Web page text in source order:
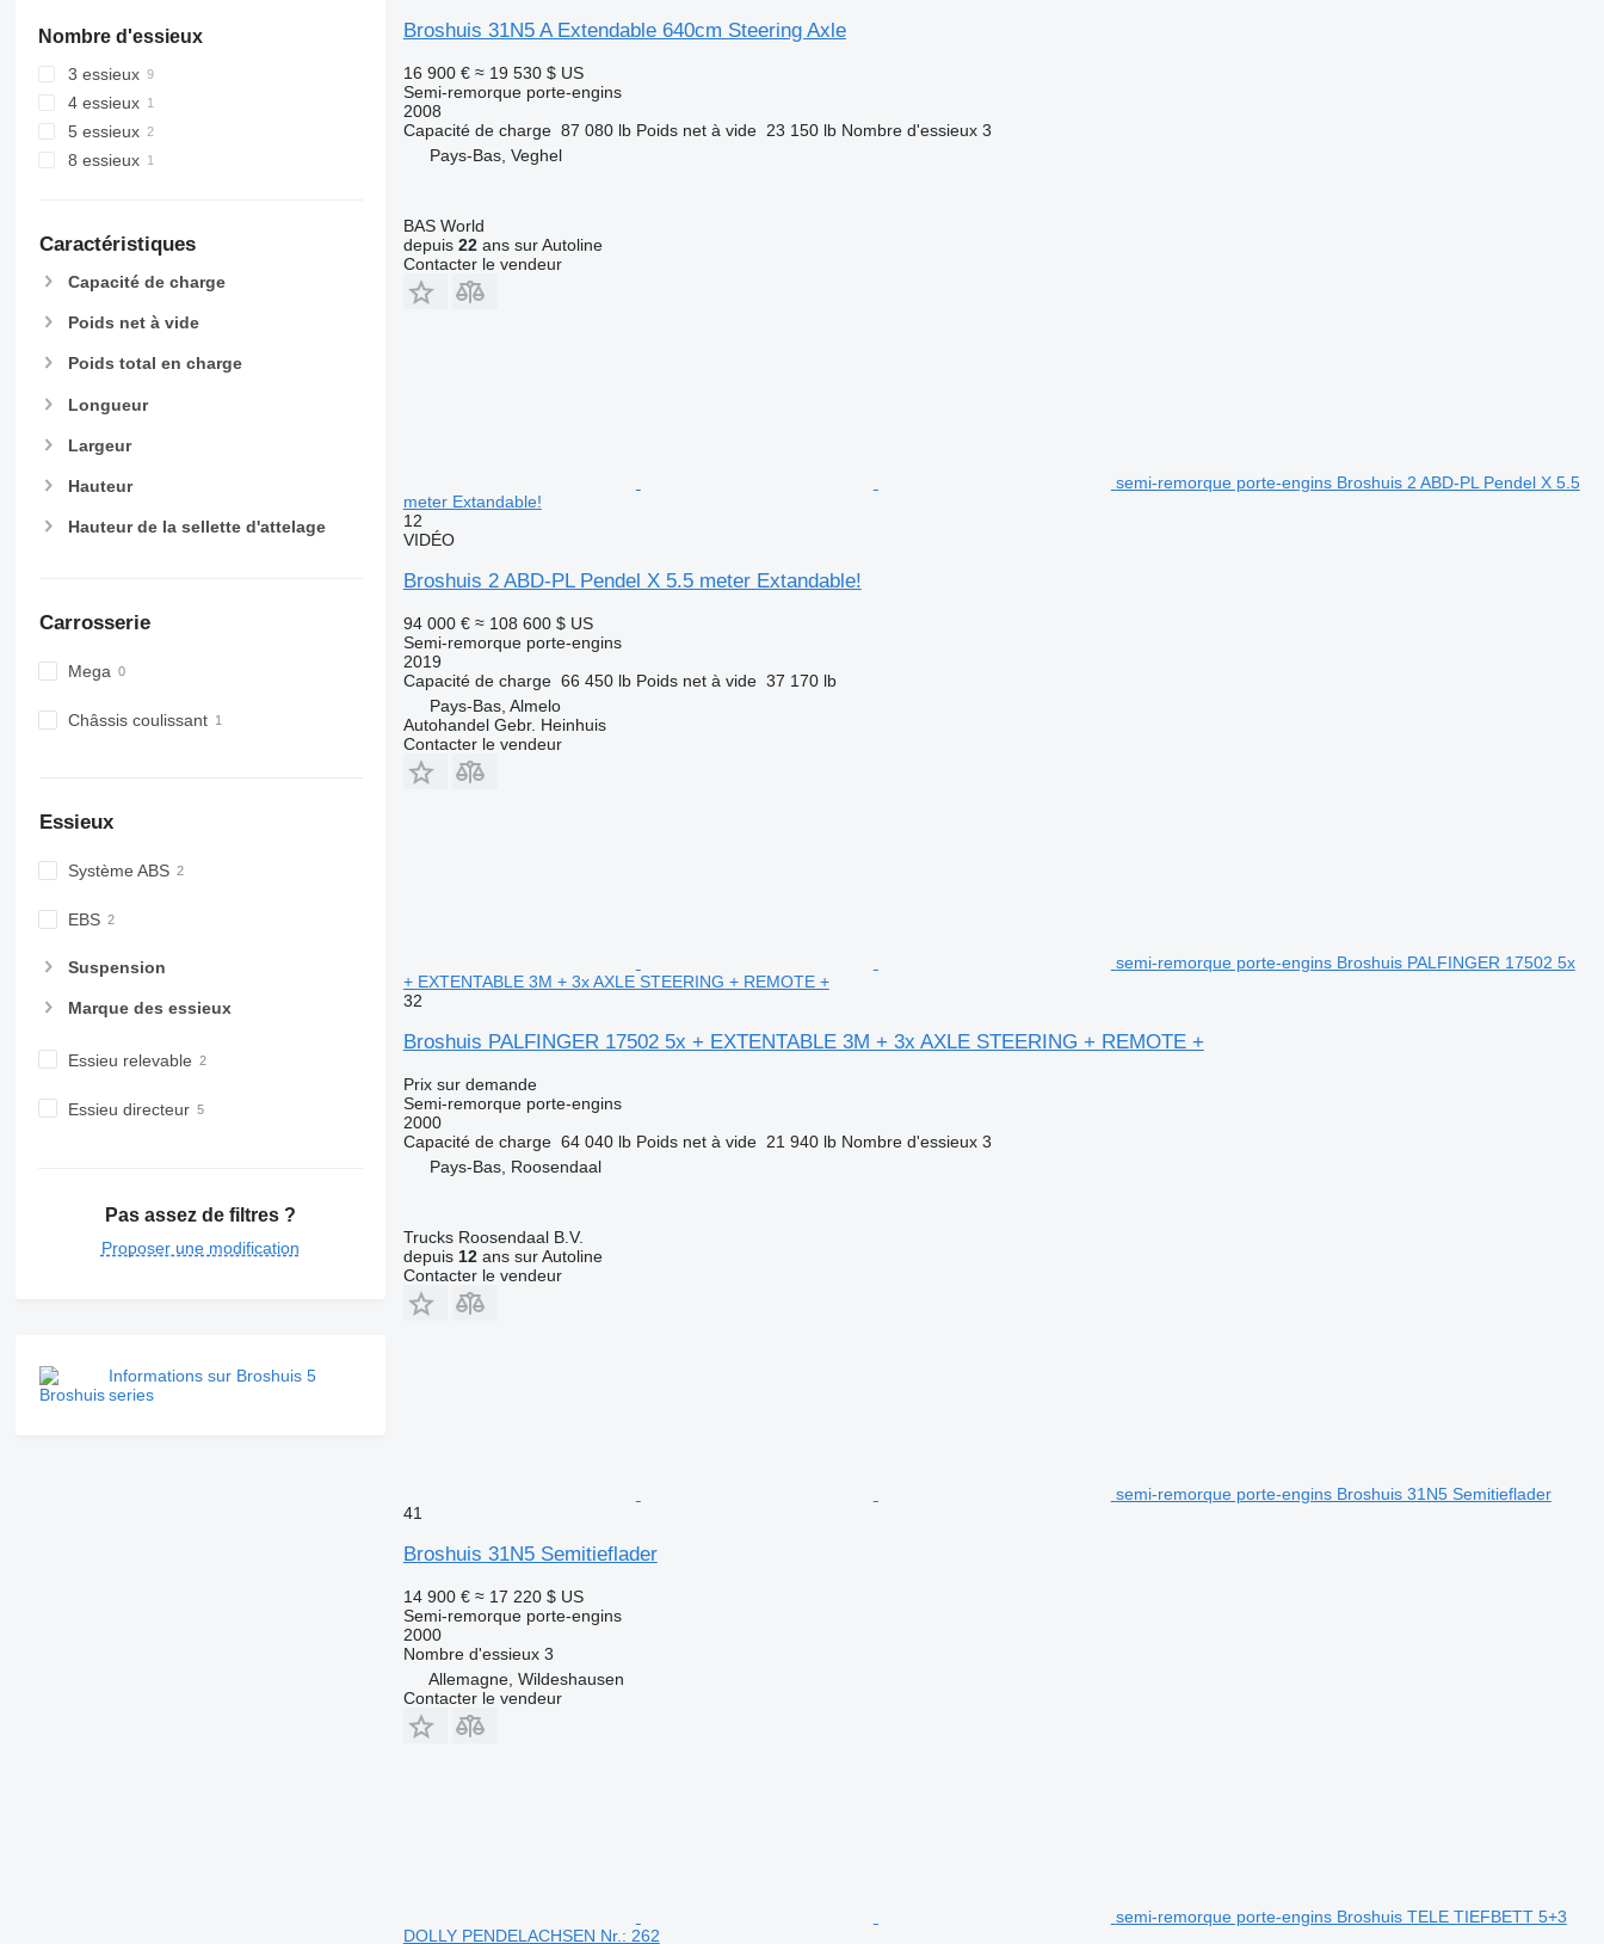
Nombre d'essieux
3 essieux
4 essieux
5 essieux
8 essieux
Caractéristiques
Capacité de charge
Poids net à vide
Poids total en charge
Longueur
Largeur
Hauteur
Hauteur de la sellette d'attelage
Carrosserie
Mega
Châssis coulissant
Essieux
Système ABS
EBS
Suspension
Marque des essieux
Essieu relevable
Essieu directeur
Pas assez de filtres ?
Proposer une modification
Informations sur Broshuis 5
series
Broshuis 31N5 A Extendable 640cm Steering Axle
16 900 € ≈ 19 530 $ US
Semi-remorque porte-engins
2008
Capacité de charge 87 080 lb Poids net à vide 23 150 lb Nombre d'essieux 3
Pays-Bas, Veghel
BAS World
depuis 22ans sur Autoline
Contacter le vendeur
semi-remorque porte-engins Broshuis 2 ABD-PL Pendel X 5.5
meter Extandable!
12
VIDÉO
Broshuis 2 ABD-PL Pendel X 5.5 meter Extandable!
94 000 € ≈ 108 600 $ US
Semi-remorque porte-engins
2019
Capacité de charge 66 450 lb Poids net à vide 37 170 lb
Pays-Bas, Almelo
Autohandel Gebr. Heinhuis
Contacter le vendeur
semi-remorque porte-engins Broshuis PALFINGER 17502 5x
+ EXTENTABLE 3M + 3x AXLE STEERING + REMOTE +
32
Broshuis PALFINGER 17502 5x + EXTENTABLE 3M + 3x AXLE STEERING + REMOTE +
Prix sur demande
Semi-remorque porte-engins
2000
Capacité de charge 64 040 lb Poids net à vide 21 940 lb Nombre d'essieux 3
Pays-Bas, Roosendaal
Trucks Roosendaal B.V.
depuis 12ans sur Autoline
Contacter le vendeur
semi-remorque porte-engins Broshuis 31N5 Semitieflader
41
Broshuis 31N5 Semitieflader
14 900 € ≈ 17 220 $ US
Semi-remorque porte-engins
2000
Nombre d'essieux 3
Allemagne, Wildeshausen
Contacter le vendeur
semi-remorque porte-engins Broshuis TELE TIEFBETT 5+3
DOLLY PENDELACHSEN Nr.: 262